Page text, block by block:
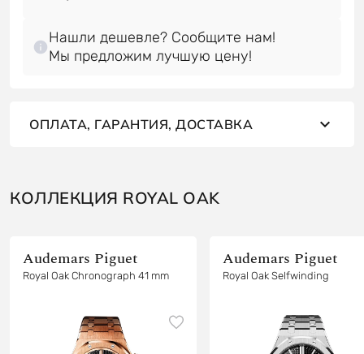
Нашли дешевле? Сообщите нам!
Мы предложим лучшую цену!
ОПЛАТА, ГАРАНТИЯ, ДОСТАВКА
КОЛЛЕКЦИЯ ROYAL OAK
Audemars Piguet
Royal Oak Chronograph 41 mm
Audemars Piguet
Royal Oak Selfwinding